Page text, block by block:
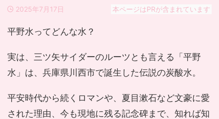
2025年7月17日 本ページはPRが含まれています
平野水ってどんな水？
実は、三ツ矢サイダーのルーツとも言える「平野
水」は、兵庫県川西市で誕生した伝説の炭酸水。
平安時代から続くロマンや、夏目漱石など文豪に愛
された理由、今も現地に残る記念碑まで、知れば知